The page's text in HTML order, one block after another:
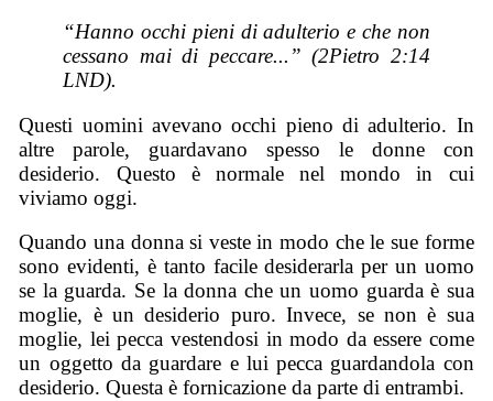
“Hanno occhi pieni di adulterio e che non
cessano mai di peccare...” (2Pietro 2:14
LND).
Questi uomini avevano occhi pieno di adulterio. In
altre parole, guardavano spesso le donne con
desiderio. Questo è normale nel mondo in cui
viviamo oggi.
Quando una donna si veste in modo che le sue forme
sono evidenti, è tanto facile desiderarla per un uomo
se la guarda. Se la donna che un uomo guarda è sua
moglie, è un desiderio puro. Invece, se non è sua
moglie, lei pecca vestendosi in modo da essere come
un oggetto da guardare e lui pecca guardandola con
desiderio. Questa è fornicazione da parte di entrambi.